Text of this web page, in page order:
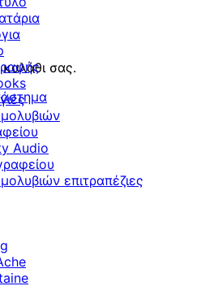
σας.
Audio
επιτραπέζιες